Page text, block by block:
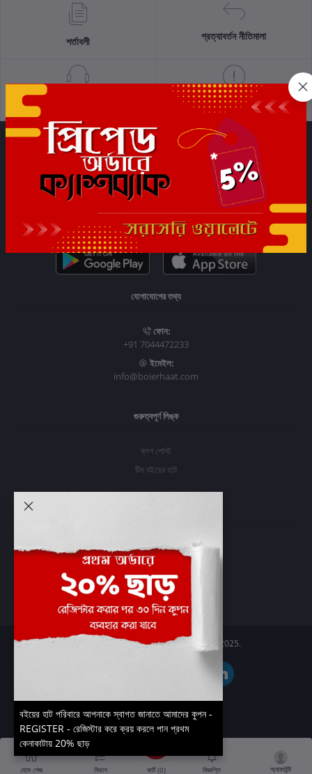
শর্তাবলী প্রত্যাবর্তন নীতিমালা
গোপনীয়তা নীতি
সাবস্ক্রাইব
যোগাযোগের তথ্য
ফোন:
+91 7044472233
ইমেইল:
info@boierhaat.com
গুরুত্বপূর্ণ লিঙ্ক
ব্লগ পোস্ট
টিম বইয়ের হাট
প্রবেশ করুন
অর্ডার ইতিহাস
আমার ইচ্ছাগুলি
অর্ডার ট্র্যাকিং
Boier Haat™ | © All rights reserved 2025.
হোম পেজ বিভাগ কার্ট (0) বিজ্ঞপ্তি অ্যাকাউন্ট
বইয়ের হাট পরিবারে আপনাকে স্বাগত জানাতে আমাদের কুপন -
REGISTER - রেজিস্টার করে ক্রয় করলে পান প্রথম
কেনাকাটায় 20% ছাড়